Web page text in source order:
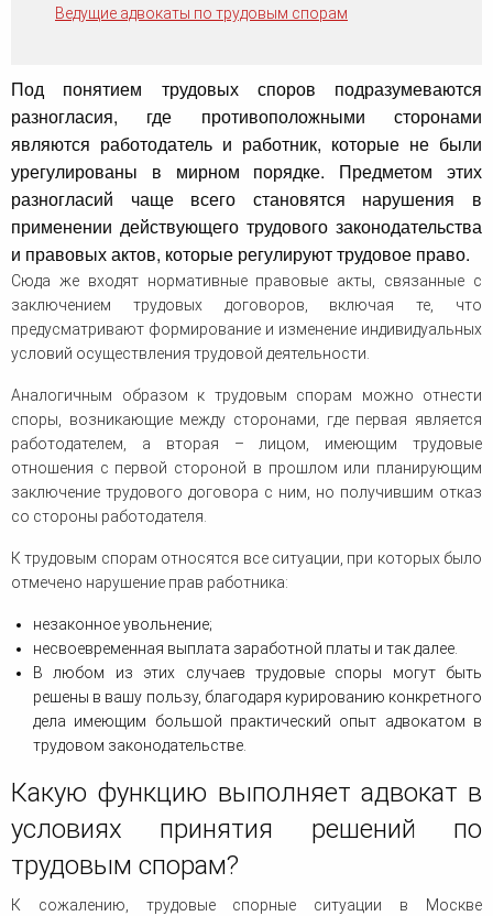
Видео ММКА
Миграционное право
Оспаривание сделок
Страхование
Споры по строительному
Уголовные споры
Урегулирование споров в
досудебном порядке
человека (Страсбург)
Конституционный Суд РФ
Ведущие адвокаты по трудовым спорам
Под понятием трудовых споров подразумеваются
разногласия, где противоположными сторонами
являются работодатель и работник, которые не были
урегулированы в мирном порядке. Предметом этих
разногласий чаще всего становятся нарушения в
применении действующего трудового законодательства
и правовых актов, которые регулируют трудовое право.
Сюда же входят нормативные правовые акты, связанные с
заключением трудовых договоров, включая те, что
предусматривают формирование и изменение индивидуальных
условий осуществления трудовой деятельности.
Аналогичным образом к трудовым спорам можно отнести
споры, возникающие между сторонами, где первая является
работодателем, а вторая – лицом, имеющим трудовые
отношения с первой стороной в прошлом или планирующим
заключение трудового договора с ним, но получившим отказ
со стороны работодателя.
К трудовым спорам относятся все ситуации, при которых было
отмечено нарушение прав работника:
незаконное увольнение;
несвоевременная выплата заработной платы и так далее.
В любом из этих случаев трудовые споры могут быть
решены в вашу пользу, благодаря курированию конкретного
дела имеющим большой практический опыт адвокатом в
трудовом законодательстве.
Какую функцию выполняет адвокат в
условиях принятия решений по
трудовым спорам?
К сожалению, трудовые спорные ситуации в Москве